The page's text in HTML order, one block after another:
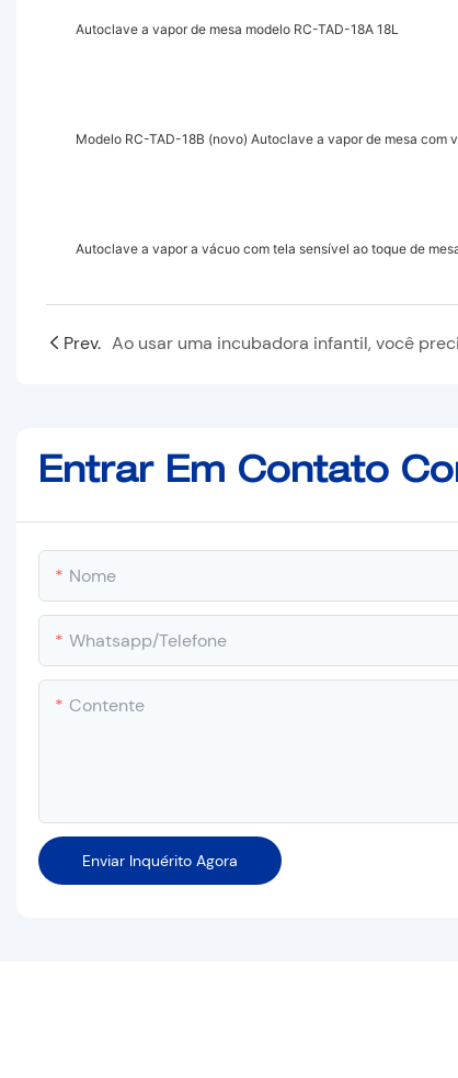
Autoclave a vapor de mesa modelo RC-TAD-18A 18L
Modelo RC-TAD-18B (novo) Autoclave a vapor de mesa com
Autoclave a vapor a vácuo com tela sensível ao toque de
Prev.
Entrar Em Contato
Nome
Whatsapp/Telefone
Contente
Enviar Inquérito Agora